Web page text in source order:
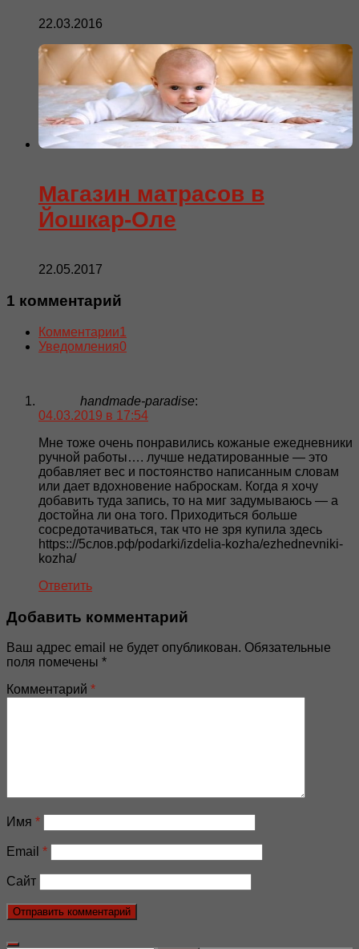
22.03.2016
Магазин матрасов в
Йошкар-Оле
22.05.2017
1 комментарий
Комментарии1
Уведомления0
handmade-paradise:
04.03.2019 в 17:54
Мне тоже очень понравились кожаные ежедневники
ручной работы…. лучше недатированные — это
добавляет вес и постоянство написанным словам
или дает вдохновение наброскам. Когда я хочу
добавить туда запись, то на миг задумываюсь — а
достойна ли она того. Приходиться больше
сосредотачиваться, так что не зря купила здесь
https:://5слов.рф/podarki/izdelia-kozha/ezhednevniki-
kozha/
Ответить
Добавить комментарий
Ваш адрес email не будет опубликован. Обязательные
поля помечены *
Комментарий *
Имя *
Email *
Сайт